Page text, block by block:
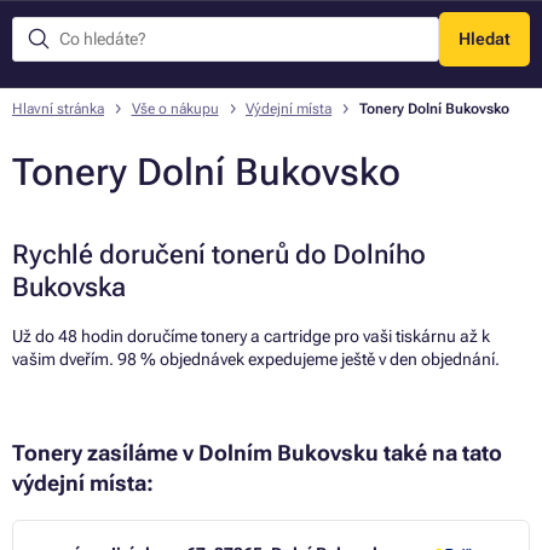
Hledat
Menu
Hlavní stránka Vše o nákupu Výdejní místa Tonery Dolní Bukovsko
Tonery Dolní Bukovsko
Rychlé doručení tonerů do Dolního
Bukovska
Už do 48 hodin doručíme tonery a cartridge pro vaši tiskárnu až k
vašim dveřím. 98 % objednávek expedujeme ještě v den objednání.
Tonery zasíláme v Dolním Bukovsku také na tato
výdejní místa: